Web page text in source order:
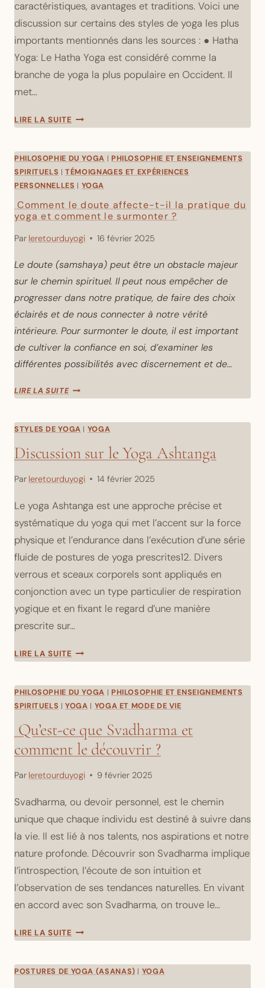
caractéristiques, avantages et traditions. Voici une
discussion sur certains des styles de yoga les plus
importants mentionnés dans les sources : ● Hatha
Yoga: Le Hatha Yoga est considéré comme la
branche de yoga la plus populaire en Occident. Il
met…
LIRE LA SUITE DISCUSSION
SUR
DIFFÉRENTS
STYLES
DE
PHILOSOPHIE DU YOGA | PHILOSOPHIE ET ENSEIGNEMENTS
SPIRITUELS |TÉMOIGNAGES ET EXPÉRIENCES
PERSONNELLES | YOGA
Comment le doute affecte-t-il la pratique du
yoga et comment le surmonter ?
Par leretourduyogi 16 février 2025
Le doute (samshaya) peut être un obstacle majeur
sur le chemin spirituel. Il peut nous empêcher de
progresser dans notre pratique, de faire des choix
éclairés et de nous connecter à notre vérité
intérieure. Pour surmonter le doute, il est important
de cultiver la confiance en soi, d’examiner les
différentes possibilités avec discernement et de…
LIRE LA SUITECOMMENT
LE
AFFECTE-
IL
PRATIQUE
YOGA
COMMENT
LE
SURMONTER
STYLES DE YOGA | YOGA
Discussion sur le Yoga Ashtanga
Par leretourduyogi 14 février 2025
Le yoga Ashtanga est une approche précise et
systématique du yoga qui met l’accent sur la force
physique et l’endurance dans l’exécution d’une série
fluide de postures de yoga prescrites12. Divers
verrous et sceaux corporels sont appliqués en
conjonction avec un type particulier de respiration
yogique et en fixant le regard d’une manière
prescrite sur…
LIRE LA SUITE DISCUSSION
SUR
YOGA
ASHTANGA
PHILOSOPHIE DU YOGA | PHILOSOPHIE ET ENSEIGNEMENTS
SPIRITUELS |YOGA | YOGA ET MODE DE VIE
Qu’est-ce que Svadharma et
comment le découvrir ?
Par leretourduyogi 9 février 2025
Svadharma, ou devoir personnel, est le chemin
unique que chaque individu est destiné à suivre dans
la vie. Il est lié à nos talents, nos aspirations et notre
nature profonde. Découvrir son Svadharma implique
l’introspection, l’écoute de son intuition et
l’observation de ses tendances naturelles. En vivant
en accord avec son Svadharma, on trouve le…
LIRE LA SUITE QU’EST-
CE
SVADHARMA
POSTURES DE YOGA (ASANAS) | YOGA